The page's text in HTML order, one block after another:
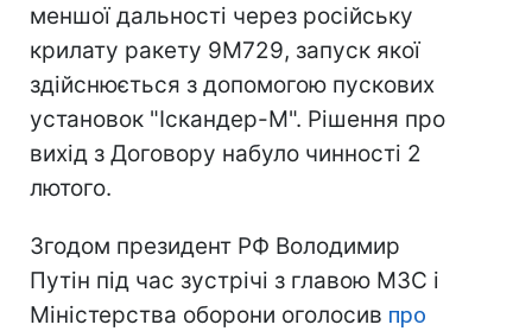
меншої дальності через російську
крилату ракету 9М729, запуск якої
здійснюється з допомогою пускових
установок "Іскандер-М". Рішення про
вихід з Договору набуло чинності 2
лютого.
Згодом президент РФ Володимир
Путін під час зустрічі з главою МЗС і
Міністерства оборони оголосив про